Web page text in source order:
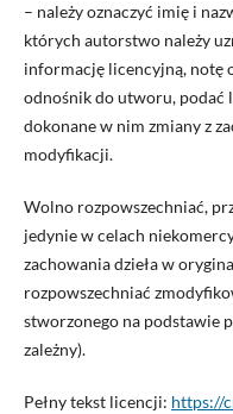
– należy oznaczyć imię i
których autorstwo należy
informację licencyjną, notę
odnośnik do utworu, podać
dokonane w nim zmiany z
modyfikacji.
Wolno rozpowszechniać,
jedynie w celach
zachowania dzieła w
rozpowszechniać
stworzonego na podstawie
zależny).
Pełny tekst licencji: https://